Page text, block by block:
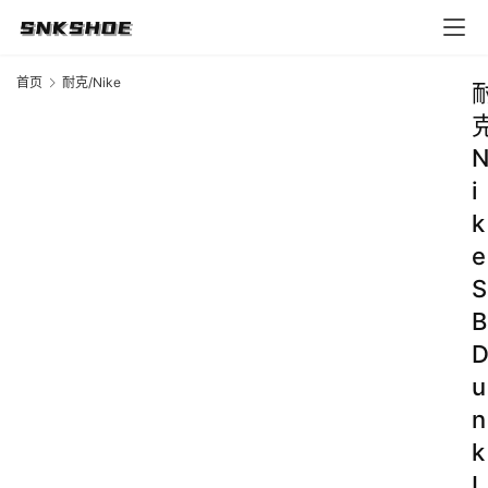
首页 耐克/Nike
N
i
k
e
S
B
D
u
n
k